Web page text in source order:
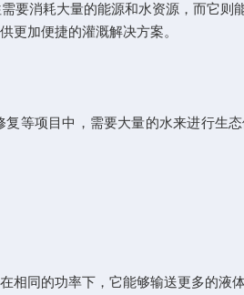
消耗大量的能源和水资源，而它则
更加便捷的灌溉解决方案。
项目中，需要大量的水来进行生
的功率下，它能够输送更多的液